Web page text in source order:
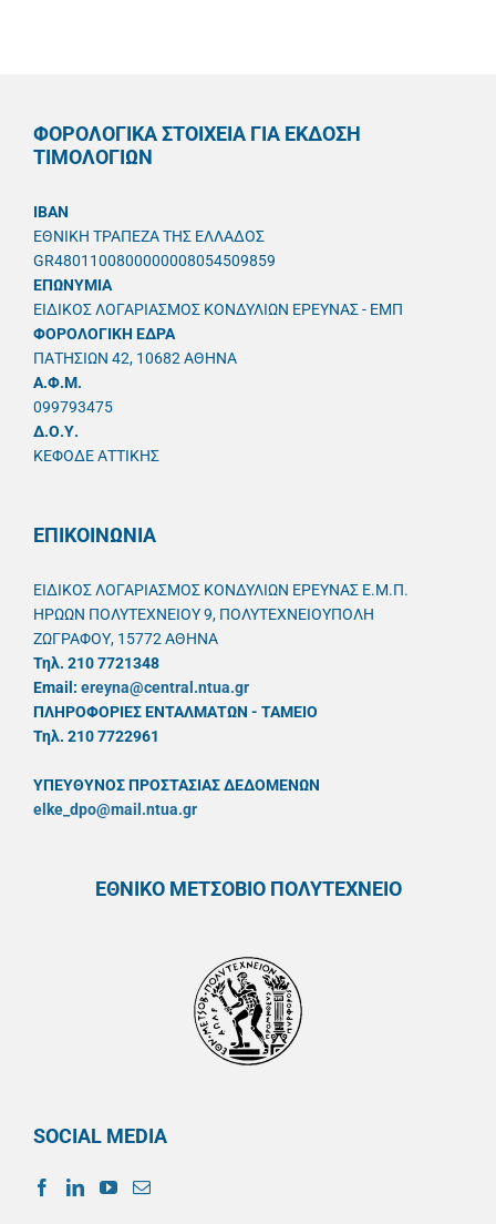
ΦΟΡΟΛΟΓΙΚΑ ΣΤΟΙΧΕΙΑ ΓΙΑ ΕΚΔΟΣΗ
ΤΙΜΟΛΟΓΙΩΝ
IBAN
ΕΘΝΙΚΗ ΤΡΑΠΕΖΑ ΤΗΣ ΕΛΛΑΔΟΣ
GR4801100800000008054509859
ΕΠΩΝΥΜΙΑ
ΕΙΔΙΚΟΣ ΛΟΓΑΡΙΑΣΜΟΣ ΚΟΝΔΥΛΙΩΝ ΕΡΕΥΝΑΣ - ΕΜΠ
ΦΟΡΟΛΟΓΙΚΗ ΕΔΡΑ
ΠΑΤΗΣΙΩΝ 42, 10682 ΑΘΗΝΑ
A.Φ.Μ.
099793475
Δ.Ο.Υ.
ΚΕΦΟΔΕ ΑΤΤΙΚΗΣ
ΕΠΙΚΟΙΝΩΝΙΑ
ΕΙΔΙΚΟΣ ΛΟΓΑΡΙΑΣΜΟΣ ΚΟΝΔΥΛΙΩΝ ΕΡΕΥΝΑΣ Ε.Μ.Π.
ΗΡΩΩΝ ΠΟΛΥΤΕΧΝΕΙΟΥ 9, ΠΟΛΥΤΕΧΝΕΙΟΥΠΟΛΗ
ΖΩΓΡΑΦΟΥ, 15772 ΑΘΗΝΑ
Τηλ. 210 7721348
Email: ereyna@central.ntua.gr
ΠΛΗΡΟΦΟΡΙΕΣ ΕΝΤΑΛΜΑΤΩΝ - ΤΑΜΕΙΟ
Τηλ. 210 7722961
ΥΠΕΥΘYΝΟΣ ΠΡΟΣΤΑΣΙΑΣ ΔΕΔΟΜΕΝΩΝ
elke_dpo@mail.ntua.gr
ΕΘΝΙΚΟ ΜΕΤΣΟΒΙΟ ΠΟΛΥΤΕΧΝΕΙΟ
SOCIAL MEDIA